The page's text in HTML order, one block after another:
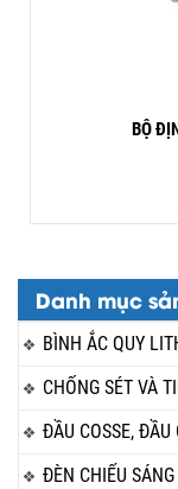
Danh mục
BÌNH ẮC QUY
CHỐNG SÉT VÀ
ĐẦU COSSE,
ĐÈN CHIẾU SÁNG
BỘ